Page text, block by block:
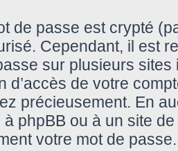
de passe est crypté
Cependant, il est
sur plusieurs
d’accès de votre
précieusement. En
à phpBB ou à un site
votre mot de